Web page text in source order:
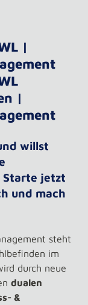
|
|
willst
Starte jetzt
und mach
steht
im
durch neue
dualen
&